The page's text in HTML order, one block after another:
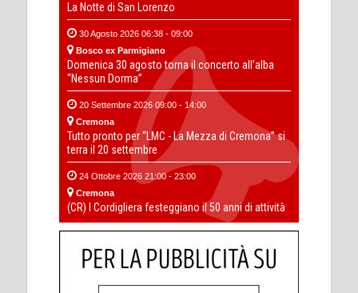
La Notte di San Lorenzo
30 Agosto 2026 06:38 - 09:00
Bosco ex Parmigiano
Domenica 30 agosto torna il concerto all’alba
“Nessun Dorma”
20 Settembre 2026 09:00 - 14:00
Cremona
Tutto pronto per “LMC - La Mezza di Cremona” si
terra il 20 settembre
24 Ottobre 2026 21:00 - 23:00
Cremona
(CR) I Cordigliera festeggiano il 50 anni di attività